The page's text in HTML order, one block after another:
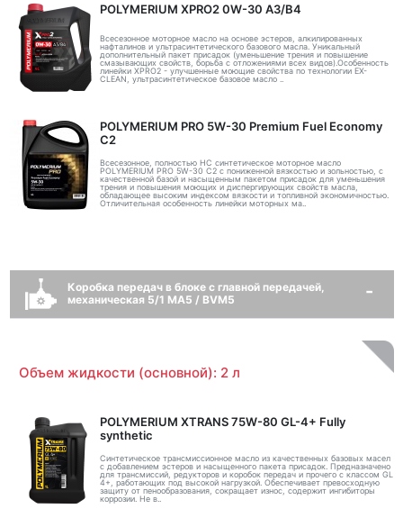
POLYMERIUM XPRO2 0W-30 A3/B4
Всесезонное моторное масло на основе эстеров, алкилированных
нафталинов и ультрасинтетического базового масла. Уникальный
дополнительный пакет присадок (уменьшение трения и повышение
смазывающих свойств, борьба с отложениями всех видов).Особенность
линейки XPRO2 - улучшенные моющие свойства по технологии EX-
CLEAN, ультрасинтетическое базовое масло ..
POLYMERIUM PRO 5W-30 Premium Fuel Economy
С2
Всесезонное, полностью HC синтетическое моторное масло
POLYMERIUM PRO 5W-30 C2 с пониженной вязкостью и зольностью, с
качественной базой и насыщенным пакетом присадок для уменьшения
трения и повышения моющих и диспергирующих свойств масла,
обладающее высоким индексом вязкости и топливной экономичностью.
Отличительная особенность линейки моторных ма..
Коробка передач в блоке с главной передачей,
механическая 5/1 MA5 / BVM5
Объем жидкости (основной): 2 л
POLYMERIUM XTRANS 75W-80 GL-4+ Fully
synthetic
Синтетическое трансмиссионное масло из качественных базовых масел
с добавлением эстеров и насыщенного пакета присадок. Предназначено
для трансмиссий, редукторов и коробок передач и прочего с классом GL
4+, работающих под высокой нагрузкой. Обеспечивает превосходную
защиту от пенообразования, сокращает износ, содержит ингибиторы
коррозии. Не в..